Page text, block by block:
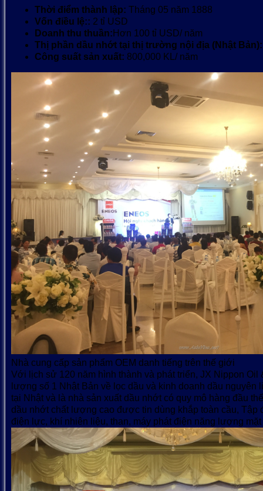
Thời điểm thành lập: Tháng 05 năm 1888
Vốn điều lệ:: 2 tỉ USD
Doanh thu thuần: Hơn 100 tỉ USD/ năm
Thị phần dầu nhớt tại thị trường nội địa (Nhật Bản):
Công suất sản xuất: 800,000 KL/ năm
Nhà cung cấp sản phẩm OEM danh tiếng trên thế giới
Với lịch sử 120 năm hình thành và phát triển, JX Nippon Oil
lượng số 1 Nhật Bản về lọc dầu và kinh doanh dầu nguyên
tại Nhật và là nhà sản xuất dầu nhớt có quy mô hàng đầu
dầu nhớt chất lượng cao được tin dùng khắp toàn cầu, Tập
điện lực, khí nhiên liệu, than, máy phát điện năng lượng